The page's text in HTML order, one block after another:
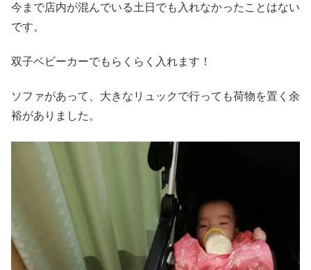
今まで店内が混んでいる土日でも入れなかったことはない
です。
双子ベビーカーでもらくらく入れます！
ソファがあって、大きなリュックで行っても荷物を置く余
裕がありました。